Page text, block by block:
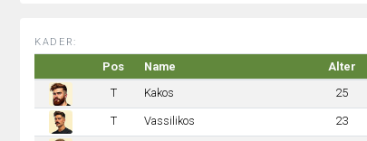
KADER:
Pos Name Alter
T
Kakos 25
T Vassilikos 23